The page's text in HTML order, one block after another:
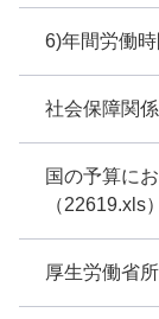
6)年間労働
社会保障関
国の予算に
（22619.xls）
厚生労働省